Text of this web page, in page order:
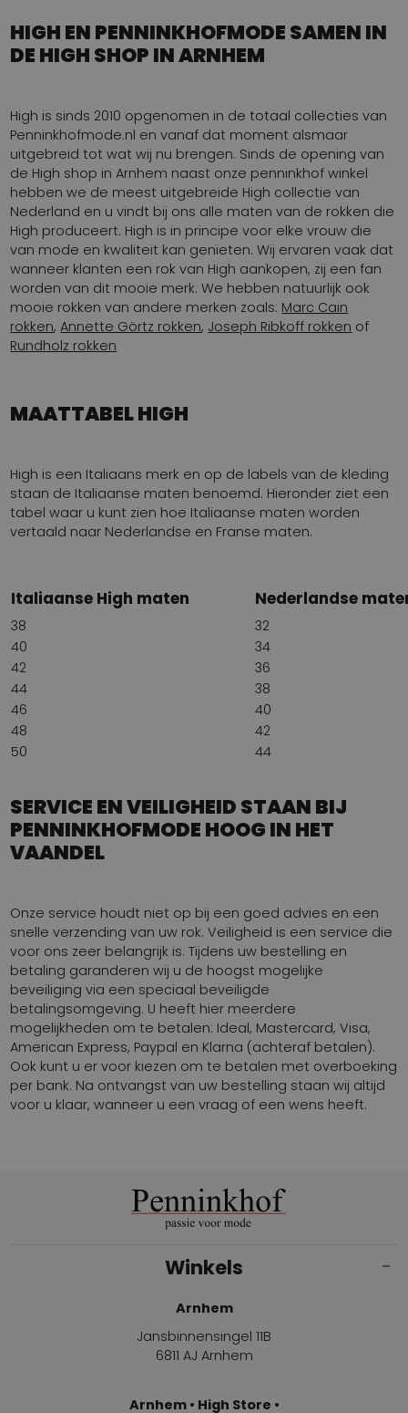
HIGH EN PENNINKHOFMODE SAMEN IN
DE HIGH SHOP IN ARNHEM
High is sinds 2010 opgenomen in de totaal collecties van
Penninkhofmode.nl en vanaf dat moment alsmaar
uitgebreid tot wat wij nu brengen. Sinds de opening van
de High shop in Arnhem naast onze penninkhof winkel
hebben we de meest uitgebreide High collectie van
Nederland en u vindt bij ons alle maten van de rokken die
High produceert. High is in principe voor elke vrouw die
van mode en kwaliteit kan genieten. Wij ervaren vaak dat
wanneer klanten een rok van High aankopen, zij een fan
worden van dit mooie merk. We hebben natuurlijk ook
mooie rokken van andere merken zoals: Marc Cain
rokken,Annette Görtz rokken, Joseph Ribkoff rokken of
Rundholz rokken
MAATTABEL HIGH
High is een Italiaans merk en op de labels van de kleding
staan de Italiaanse maten benoemd. Hieronder ziet een
tabel waar u kunt zien hoe Italiaanse maten worden
vertaald naar Nederlandse en Franse maten.
Italiaanse High maten Nederlandse
38
32
40
34
42
36
44
38
46
40
48
42
50
44
SERVICE EN VEILIGHEID STAAN BIJ
PENNINKHOFMODE HOOG IN HET
VAANDEL
Onze service houdt niet op bij een goed advies en een
snelle verzending van uw rok. Veiligheid is een service die
voor ons zeer belangrijk is. Tijdens uw bestelling en
betaling garanderen wij u de hoogst mogelijke
beveiliging via een speciaal beveiligde
betalingsomgeving. U heeft hier meerdere
mogelijkheden om te betalen: Ideal, Mastercard, Visa,
American Express, Paypal en Klarna (achteraf betalen).
Ook kunt u er voor kiezen om te betalen met overboeking
per bank. Na ontvangst van uw bestelling staan wij altijd
voor u klaar, wanneer u een vraag of een wens heeft.
Winkels
Arnhem
Jansbinnensingel 11B
6811 AJ Arnhem
Arnhem • High Store •